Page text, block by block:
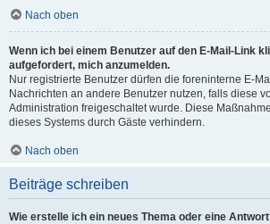
Nach oben
Wenn ich bei einem Benutzer auf den E-Mail-Link
aufgefordert, mich anzumelden.
Nur registrierte Benutzer dürfen die foreninterne E-
Nachrichten an andere Benutzer nutzen, falls diese
Administration freigeschaltet wurde. Diese
dieses Systems durch Gäste verhindern.
Nach oben
Beiträge schreiben
Wie erstelle ich ein neues Thema oder eine